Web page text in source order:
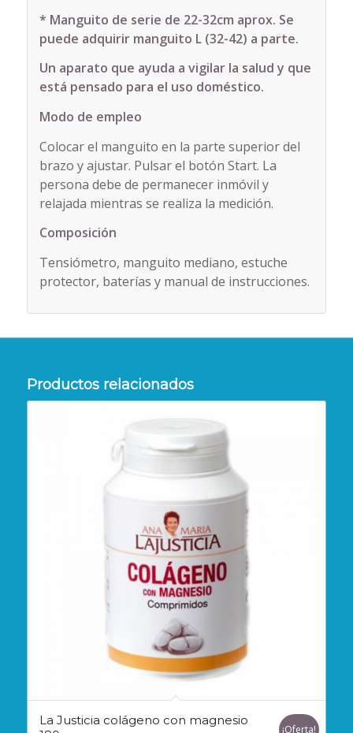
* Manguito de serie de 22-32cm aprox. Se
puede adquirir manguito L (32-42) a parte.
Un aparato que ayuda a vigilar la salud y que
está pensado para el uso doméstico.
Modo de empleo
Colocar el manguito en la parte superior del
brazo y ajustar. Pulsar el botón Start. La
persona debe de permanecer inmóvil y
relajada mientras se realiza la medición.
Composición
Tensiómetro, manguito mediano, estuche
protector, baterías y manual de instrucciones.
Productos relacionados
La Justicia colágeno con magnesio
¡Oferta!